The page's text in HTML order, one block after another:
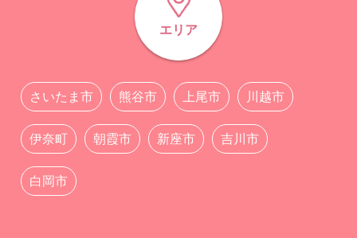
エリア
さいたま市 熊谷市 上尾市 川越市
伊奈町 朝霞市 新座市 吉川市
白岡市